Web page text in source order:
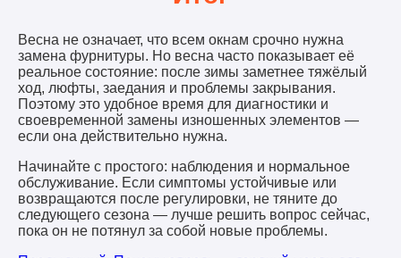
Весна не означает, что всем окнам срочно нужна
замена фурнитуры. Но весна часто показывает её
реальное состояние: после зимы заметнее тяжёлый
ход, люфты, заедания и проблемы закрывания.
Поэтому это удобное время для диагностики и
своевременной замены изношенных элементов —
если она действительно нужна.
Начинайте с простого: наблюдения и нормальное
обслуживание. Если симптомы устойчивые или
возвращаются после регулировки, не тяните до
следующего сезона — лучше решить вопрос сейчас,
пока он не потянул за собой новые проблемы.